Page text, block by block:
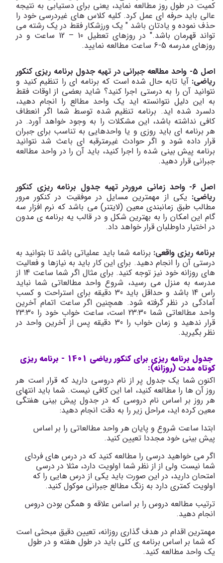
کمیت در طول روز مطالعه نماید، یعنی برای دستیابی به نتیجه
عالی باید حرفه ای عمل کرد. کلیه کلاس های غیردرسی خود را
حذف نموده و یادتان باشد " یک ورزشکار فقط در یک رشته می
تواند قهرمان باشد." در روزهای تعطیل 10 – 12 ساعت و در
روزهای مدرسه 5-6 ساعت مطالعه نمایید.
اصل 5- واحد مطالعه جبرانی در تهیه جدول برنامه ریزی کنکور
ریاضی: آیا تابه حال شده است که برنامه ای را تنظیم کنید و
نتوانید آن را به درستی اجرا کنید؟ شاید بعضی از اوقات فقط
به این دلیل نتوانسته اید یک واحد مطالع را انجام دهید،
دلسرد شده اید. برنامه تنظیم شده توسط شما اگر انعطاف
کافی نداشته باشد، این مشکلات را به وجود خواهد آورد. در
هر برنامه ای باید روزی و یا واحدهایی به تناسب برای جبران
قرار داده شود و اگر حوادث غیرمترقبه ای باعث شد نتوانید
برنامه پیش بینی شده را اجرا کنید، باید آن را در واحد مطالعه
جبرانی قرار دهید.
اصل 6- واحد زمانی مروردر تهیه جدول برنامه ریزی کنکور
ریاضی: یکی از مهمترین مسایل در موفقیت در کنکور مرور
مطالب طبق زمانبندی معین (لایتنر) می باشد که نرم افزار سه
گام این امکان را به بهترین شکل و در قالب یه برنامه ی مدون
در اختیار داوطلبان قرار خواهد داد.
برنامه ریزی واقعی: برنامه شما باید عملیاتی باشد تا بتوانید به
درستی آن را انجام دهید. برای این کار باید به نیازها و فعالیت
های روزانه خود نیز توجه کنید. برای مثال اگر شما ساعت 14 از
مدرسه به منزل می رسید، شروع واحد مطالعاتی شما نباید
راس 14 باشد و حداقل باید 30 دقیقه برای استراحت و کسب
آمادگی در نظر گرفته شود. همچنین اگر ساعت اتمام آخرین
واحد مطالعاتی شما 23:30 است، ساعت خواب خود را 23:30
قرار ندهید و زمان خواب را 30 دقیقه پس از آخرین واحد در
نظر بگیرید.
جدول برنامه ریزی برای کنکور ریاضی 1401 - برنامه ریزی
کوتاه مدت (روزانه):
اکنون شما یک جدول پر از نام دروسی دارید که قرار است هر
روز آن ها را مطالعه کنید، اما این کافی نیست. شما باید انتهای
هر روز بر اساس نام دروسی که در جدول پیش بینی هفتگی
معین کرده اید، مراحل زیر را به دقت انجام دهید:
ابتدا ساعت شروع و پایان هر واحد مطالعاتی را بر اساس
پیش بینی خود مجددا تعیین کنید.
اگر می خواهید درسی را مطالعه کنید که در درس های فردای
شما نیست ولی از از نظر شما اولویت دارد، مثلا در درسی
امتحان دارید، در این صورت باید یکی از درس هایی را که
اولویت کمتری دارد به زنگ مطالع جبرانی موکول کنید.
ترتیب مطالعه دروس را بر اساس علاقه و همگن بودن دروس
انجام دهید.
مهمترین اقدام در هدف گذاری روزانه، تعیین دقیق مبحثی است
که شما بر اساس برنامه ی کلی باید در طول هفته و در طول
یک واحد مطالعه کنید.